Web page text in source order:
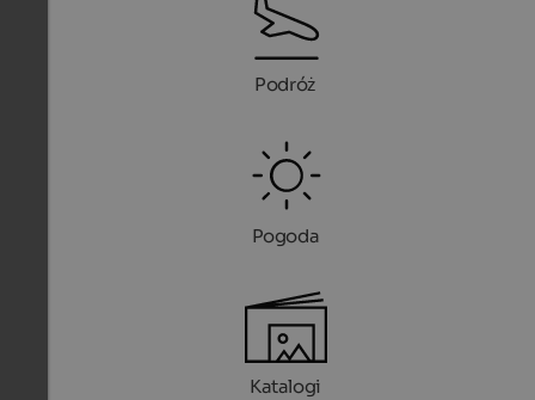
Podróż
Pogoda
Katalogi